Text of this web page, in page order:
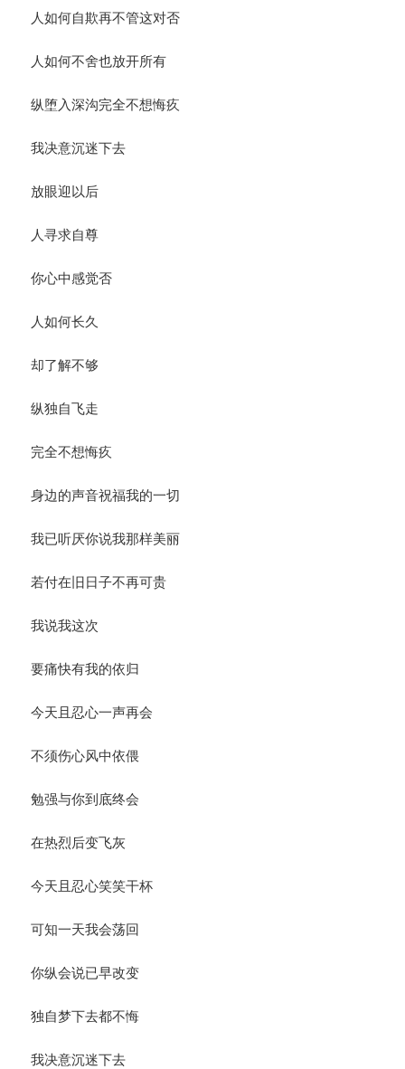
人如何自欺再不管这对否
人如何不舍也放开所有
纵堕入深沟完全不想悔疚
我决意沉迷下去
放眼迎以后
人寻求自尊
你心中感觉否
人如何长久
却了解不够
纵独自飞走
完全不想悔疚
身边的声音祝福我的一切
我已听厌你说我那样美丽
若付在旧日子不再可贵
我说我这次
要痛快有我的依归
今天且忍心一声再会
不须伤心风中依偎
勉强与你到底终会
在热烈后变飞灰
今天且忍心笑笑干杯
可知一天我会荡回
你纵会说已早改变
独自梦下去都不悔
我决意沉迷下去